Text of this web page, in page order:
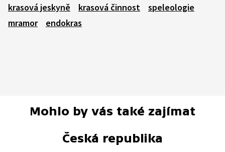
krasová jeskyně
krasová činnost
speleologie
mramor
endokras
Mohlo by vás také zajímat
Česká republika